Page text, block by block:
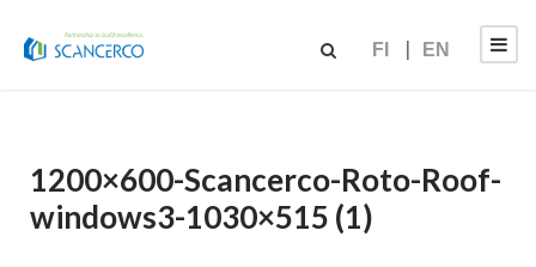
FI EN
1200×600-Scancerco-Roto-Roof-
windows3-1030×515 (1)